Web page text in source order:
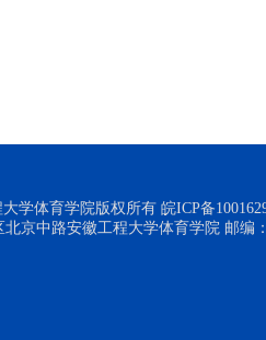
学体育学院版权所有 皖ICP备
京中路安徽工程大学体育学院 邮编